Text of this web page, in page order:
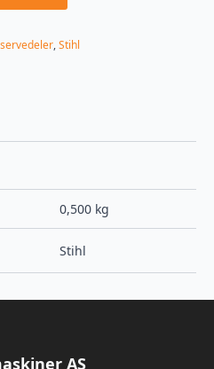
,Stihl
0,500 kg
Stihl
AS